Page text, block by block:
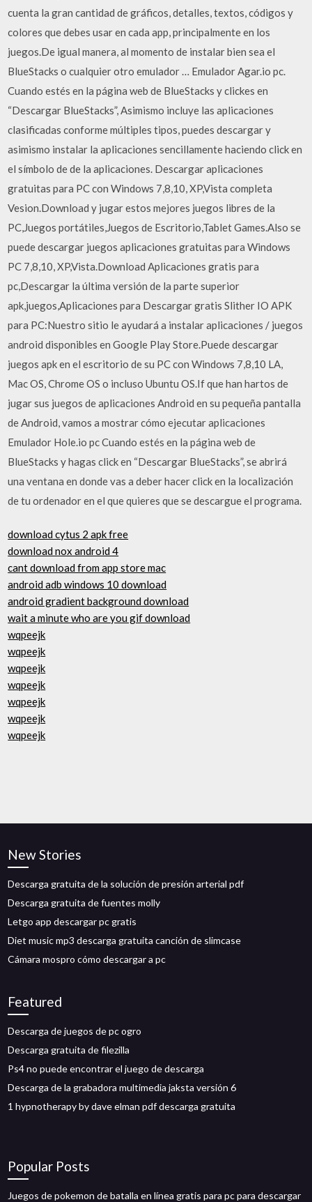
cuenta la gran cantidad de gráficos, detalles, textos, códigos y
colores que debes usar en cada app, principalmente en los
juegos.De igual manera, al momento de instalar bien sea el
BlueStacks o cualquier otro emulador … Emulador Agar.io pc.
Cuando estés en la página web de BlueStacks y clickes en
“Descargar BlueStacks”, Asimismo incluye las aplicaciones
clasificadas conforme múltiples tipos, puedes descargar y
asimismo instalar la aplicaciones sencillamente haciendo click en
el símbolo de de la aplicaciones. Descargar aplicaciones
gratuitas para PC con Windows 7,8,10, XP,Vista completa
Vesion.Download y jugar estos mejores juegos libres de la
PC,Juegos portátiles,Juegos de Escritorio,Tablet Games.Also se
puede descargar juegos aplicaciones gratuitas para Windows
PC 7,8,10, XP,Vista.Download Aplicaciones gratis para
pc,Descargar la última versión de la parte superior
apk,juegos,Aplicaciones para Descargar gratis Slither IO APK
para PC:Nuestro sitio le ayudará a instalar aplicaciones / juegos
android disponibles en Google Play Store.Puede descargar
juegos apk en el escritorio de su PC con Windows 7,8,10 LA,
Mac OS, Chrome OS o incluso Ubuntu OS.If que han hartos de
jugar sus juegos de aplicaciones Android en su pequeña pantalla
de Android, vamos a mostrar cómo ejecutar aplicaciones
Emulador Hole.io pc Cuando estés en la página web de
BlueStacks y hagas click en “Descargar BlueStacks”, se abrirá
una ventana en donde vas a deber hacer click en la localización
de tu ordenador en el que quieres que se descargue el programa.
download cytus 2 apk free
download nox android 4
cant download from app store mac
android adb windows 10 download
android gradient background download
wait a minute who are you gif download
wqpeejk
wqpeejk
wqpeejk
wqpeejk
wqpeejk
wqpeejk
wqpeejk
New Stories
Descarga gratuita de la solución de presión arterial pdf
Descarga gratuita de fuentes molly
Letgo app descargar pc gratis
Diet music mp3 descarga gratuita canción de slimcase
Cámara mospro cómo descargar a pc
Featured
Descarga de juegos de pc ogro
Descarga gratuita de filezilla
Ps4 no puede encontrar el juego de descarga
Descarga de la grabadora multimedia jaksta versión 6
1 hypnotherapy by dave elman pdf descarga gratuita
Popular Posts
Juegos de pokemon de batalla en línea gratis para pc para descargar